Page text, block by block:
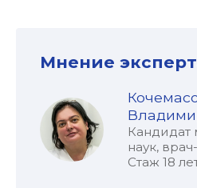
Мнение
Кандидат
наук,
Стаж 18